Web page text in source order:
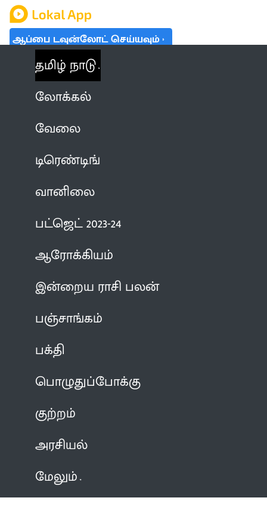
ஆப்பை டவுன்லோட் செய்யவும்
தமிழ் நாடு
லோக்கல்
வேலை
டிரெண்டிங்
வானிலை
பட்ஜெட் 2023-24
ஆரோக்கியம்
இன்றைய ராசி பலன்
பஞ்சாங்கம்
பக்தி
பொழுதுப்போக்கு
குற்றம்
அரசியல்
மேலும்